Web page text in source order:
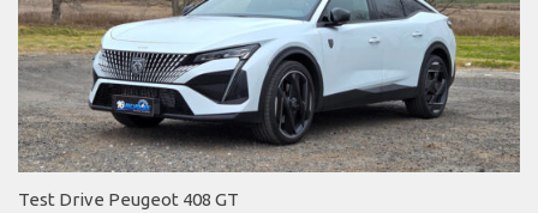
Test Drive Peugeot 408 GT